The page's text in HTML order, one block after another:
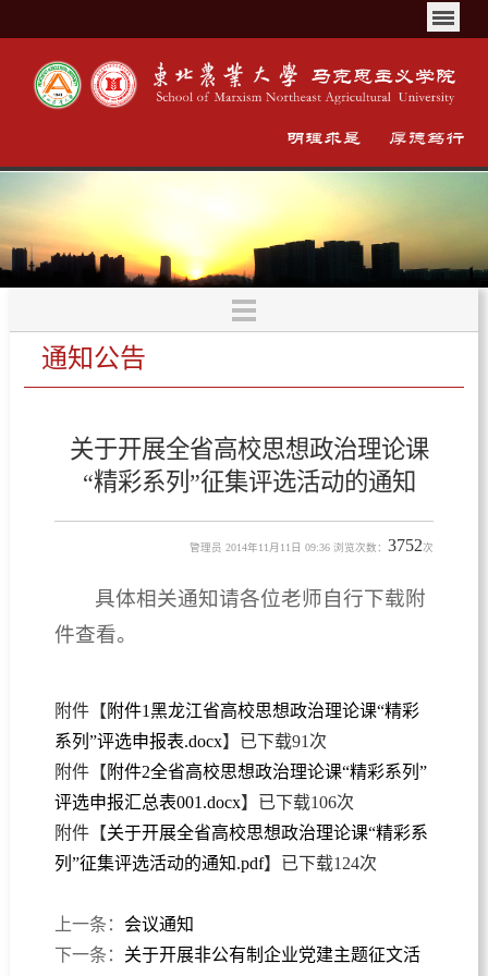
通知公告
关于开展全省高校思想政治理论课
“精彩系列”征集评选活动的通知
管理员 2014年11月11日 09:36 浏览次数：3752次
具体相关通知请各位老师自行下载附
件查看。
附件【 附件1黑龙江省高校思想政治理论课“精彩
系列”评选申报表.docx】已下载91 次
附件【 附件2全省高校思想政治理论课“精彩系列”
评选申报汇总表001.docx】已下载106次
附件【关于开展全省高校思想政治理论课“精彩系
列”征集评选活动的通知.pdf】已下载124次
上一条： 会议通知
下一条： 关于开展非公有制企业党建主题征文活